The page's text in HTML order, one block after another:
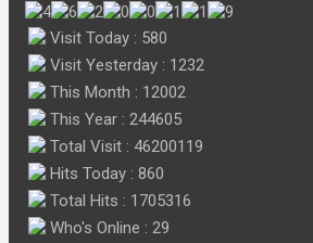
Visit Today : 580
Visit Yesterday : 1232
This Month : 12002
This Year : 244605
Total Visit : 46200119
Hits Today : 860
Total Hits : 1705316
Who's Online : 29